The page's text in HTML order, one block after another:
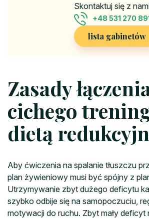
Skontaktuj się z
+48 531 270 891
lista gabinetów
Zasady
cichego
dietą
Aby ćwiczenia na spalanie tłuszczu
plan żywieniowy musi być spójny z
Utrzymywanie zbyt dużego deficytu
szybko odbije się na samopoczuciu,
motywacji do ruchu. Zbyt mały deficyt